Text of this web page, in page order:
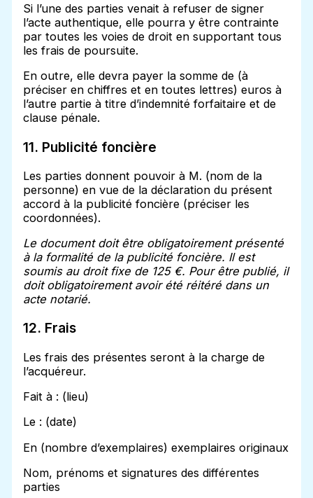
Si l’une des parties venait à refuser de signer
l’acte authentique, elle pourra y être contrainte
par toutes les voies de droit en supportant tous
les frais de poursuite.
En outre, elle devra payer la somme de (à
préciser en chiffres et en toutes lettres) euros à
l’autre partie à titre d’indemnité forfaitaire et de
clause pénale.
11. Publicité foncière
Les parties donnent pouvoir à M. (nom de la
personne) en vue de la déclaration du présent
accord à la publicité foncière (préciser les
coordonnées).
Le document doit être obligatoirement présenté
à la formalité de la publicité foncière. Il est
soumis au droit fixe de 125 €. Pour être publié, il
doit obligatoirement avoir été réitéré dans un
acte notarié.
12. Frais
Les frais des présentes seront à la charge de
l’acquéreur.
Fait à : (lieu)
Le : (date)
En (nombre d’exemplaires) exemplaires originaux
Nom, prénoms et signatures des différentes
parties